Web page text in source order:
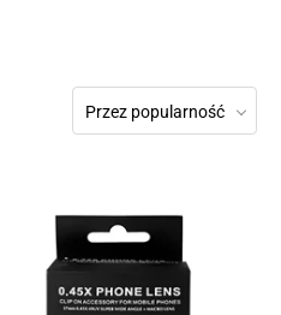
Przez popularność